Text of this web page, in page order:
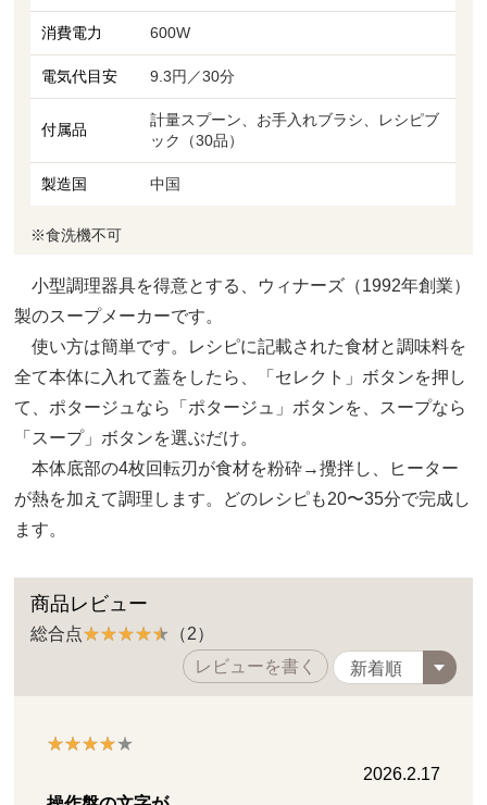
消費電力 600W
電気代目安 9.3円／30分
付属品
計量スプーン、お手入れブラシ、レシピブ
ック（30品）
製造国 中国
※食洗機不可
小型調理器具を得意とする、ウィナーズ（1992年創業）
製のスープメーカーです。
使い方は簡単です。レシピに記載された食材と調味料を
全て本体に入れて蓋をしたら、「セレクト」ボタンを押し
て、ポタージュなら「ポタージュ」ボタンを、スープなら
「スープ」ボタンを選ぶだけ。
本体底部の4枚回転刃が食材を粉砕→攪拌し、ヒーター
が熱を加えて調理します。どのレシピも20〜35分で完成し
ます。
商品レビュー
総合点
（2）
レビューを書く
2026.2.17